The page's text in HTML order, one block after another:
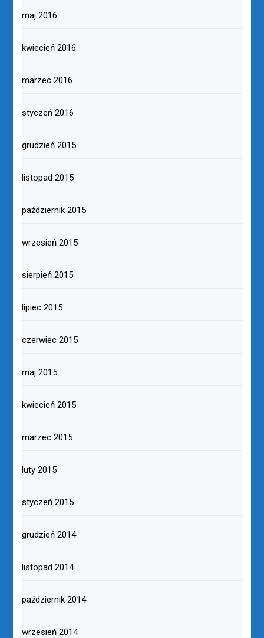
maj 2016
kwiecień 2016
marzec 2016
styczeń 2016
grudzień 2015
listopad 2015
październik 2015
wrzesień 2015
sierpień 2015
lipiec 2015
czerwiec 2015
maj 2015
kwiecień 2015
marzec 2015
luty 2015
styczeń 2015
grudzień 2014
listopad 2014
październik 2014
wrzesień 2014